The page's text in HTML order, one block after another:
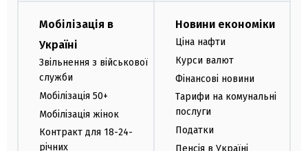
Мобілізація в
Україні
Звільнення з військової
служби
Мобілізація 50+
Мобілізація жінок
Контракт для 18-24-
річних
Новини економіки
Ціна нафти
Курси валют
Фінансові новини
Тарифи на комунальні
послуги
Податки
Пенсія в Україні